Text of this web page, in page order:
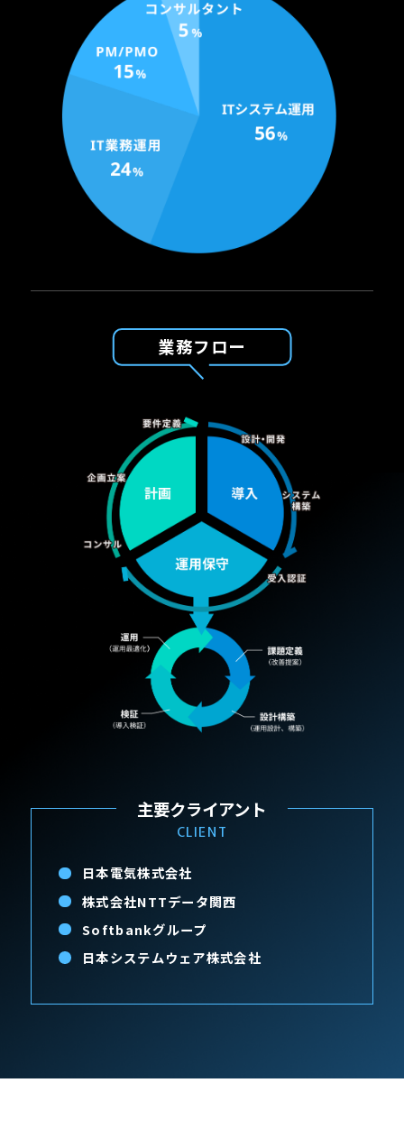
業務フロー
主要クライアント
CLIENT
日本電気株式会社
株式会社NTTデータ関西
Softbankグループ
日本システムウェア株式会社